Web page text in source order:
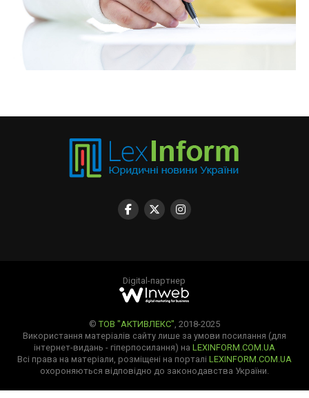
Digital-партнер
© ТОВ "АКТИВЛЕКС" , 2018-2025
Використання матеріалів сайту лише за умови посилання (для
інтернет-видань - гіперпосилання) на LEXINFORM.COM.UA
Всі права на матеріали, розміщені на порталі LEXINFORM.COM.UA
охороняються відповідно до законодавства України.